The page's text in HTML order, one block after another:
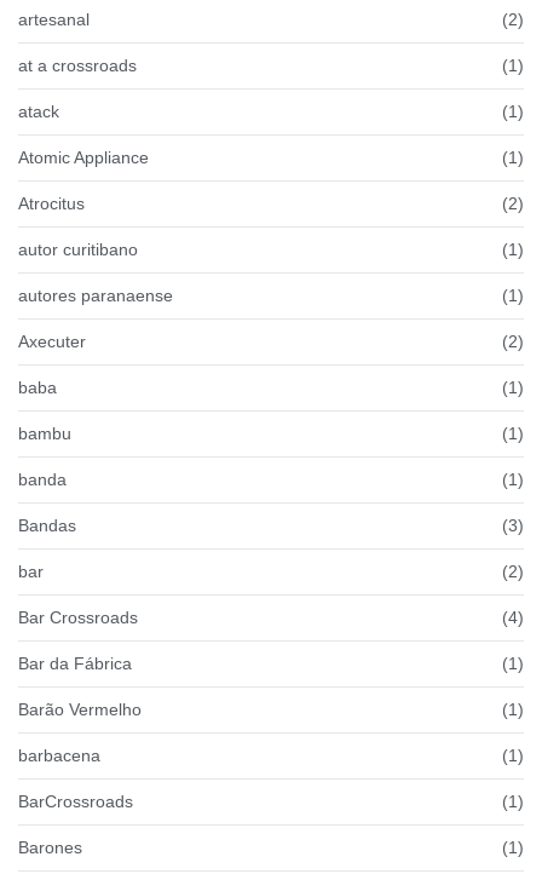
artesanal (2)
at a crossroads (1)
atack (1)
Atomic Appliance (1)
Atrocitus (2)
autor curitibano (1)
autores paranaense (1)
Axecuter (2)
baba (1)
bambu (1)
banda (1)
Bandas (3)
bar (2)
Bar Crossroads (4)
Bar da Fábrica (1)
Barão Vermelho (1)
barbacena (1)
BarCrossroads (1)
Barones (1)